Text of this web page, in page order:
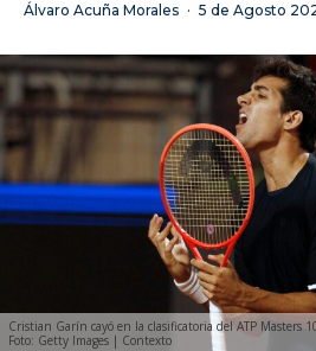
Álvaro Acuña Morales · 5 de Agosto
Cristian Garín cayó en la clasificatoria del ATP Masters
Foto: Getty Images | Contexto